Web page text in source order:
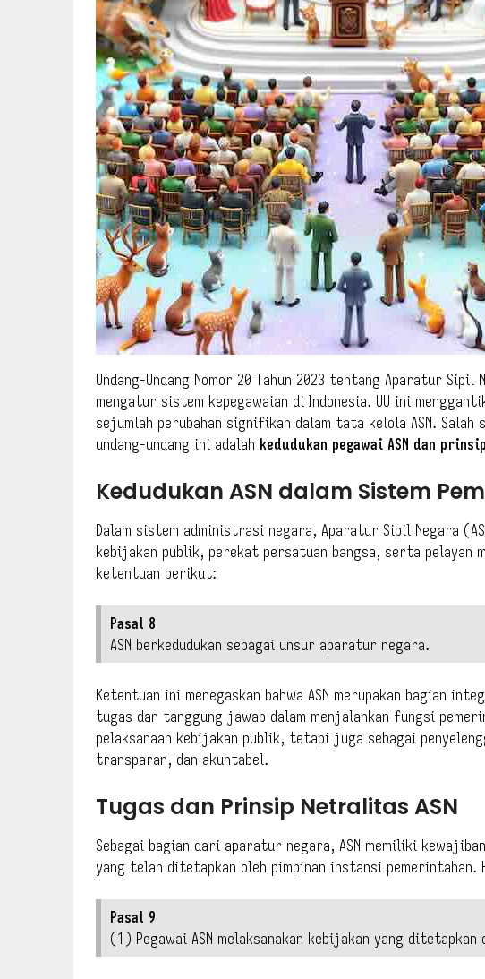
Undang-Undang Nomor 20 Tahun 2023 tentang Aparatur Sipil
mengatur sistem kepegawaian di Indonesia. UU ini
sejumlah perubahan signifikan dalam tata kelola ASN.
undang-undang ini adalah kedudukan pegawai ASN dan
Kedudukan ASN dalam Sistem
Dalam sistem administrasi negara, Aparatur Sipil Negara
kebijakan publik, perekat persatuan bangsa, serta pelayan
ketentuan berikut:
Pasal 8
ASN berkedudukan sebagai unsur aparatur negara.
Ketentuan ini menegaskan bahwa ASN merupakan bagian
tugas dan tanggung jawab dalam menjalankan fungsi
pelaksanaan kebijakan publik, tetapi juga sebagai
transparan, dan akuntabel.
Tugas dan Prinsip Netralitas ASN
Sebagai bagian dari aparatur negara, ASN memiliki
yang telah ditetapkan oleh pimpinan instansi
Pasal 9
(1) Pegawai ASN melaksanakan kebijakan yang